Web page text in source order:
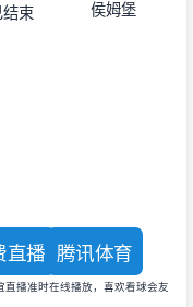
结束 侯姆堡
直播 腾讯体育
播准时在线播放，喜欢看球会友